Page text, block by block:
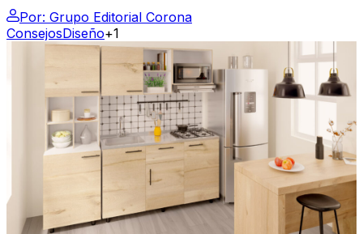
Por: Grupo Editorial Corona
ConsejosDiseño+1